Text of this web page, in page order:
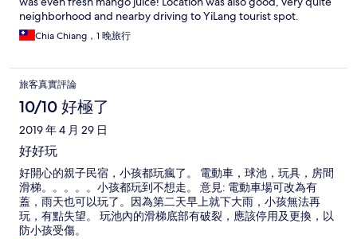
neighborhood and nearby driving to YiLang tourist spot.
Chia Chiang，1 晚旅行
旅客真實評論
10/10 好極了
2019 年 4 月 29 日
好好玩
好開心的親子民宿，小孩都玩瘋了。 電動車，球池，玩具，房間
滑梯。。。。。小孩都玩到不想走。 意見: 電動車場可改為有
蓋，雨天也可以玩了。因為第二天早上就下大雨，小孩無法再
玩，有點失望。 玩池內的滑梯底部有破裂，應該停用及更換，以
防小孩受傷。